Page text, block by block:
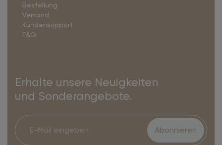
Bestellung
Versand
Kundensupport
FAQ
Erhalte unsere Neuigkeiten
und Sonderangebote.
Abonnieren